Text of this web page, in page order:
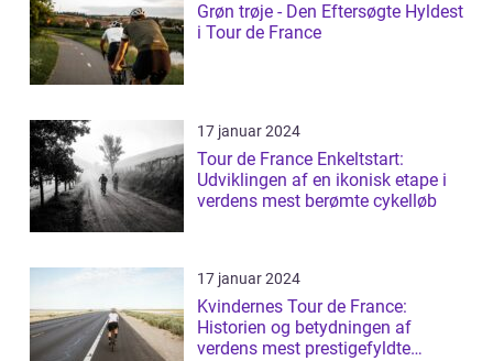
Grøn trøje - Den Eftersøgte Hyldest
i Tour de France
17 januar 2024
Tour de France Enkeltstart:
Udviklingen af en ikonisk etape i
verdens mest berømte cykelløb
17 januar 2024
Kvindernes Tour de France:
Historien og betydningen af
verdens mest prestigefyldte